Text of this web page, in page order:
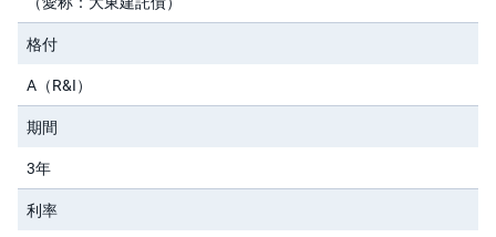
品
先
物
金
・
銀
・
プ
ラ
チ
ナ
格付
A（R&I）
期間
3年
利率